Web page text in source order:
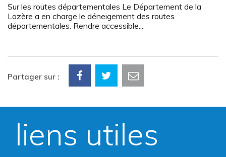
Sur les routes départementales Le Département de la
Lozère a en charge le déneigement des routes
départementales. Rendre accessible...
Partager sur :
liens utiles